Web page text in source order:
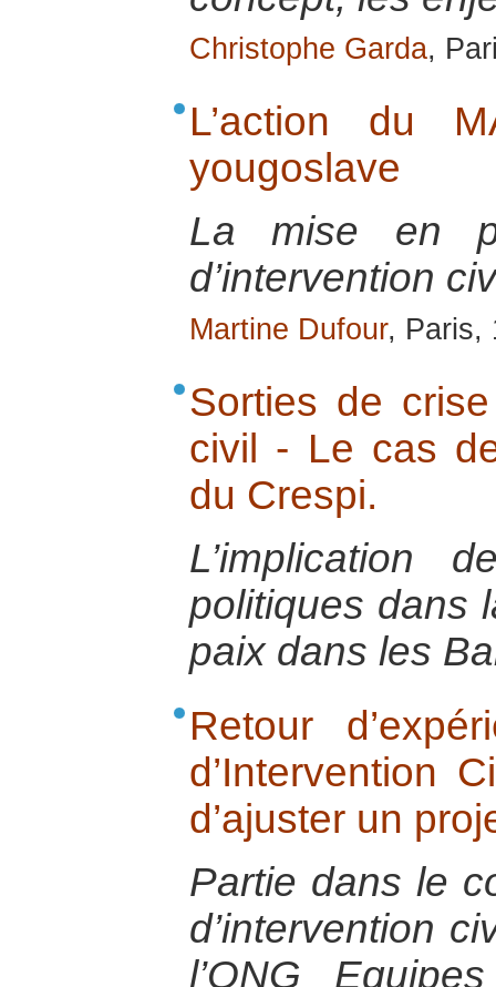
Christophe Garda,
L’action du
yougoslave
La mise en
d’intervention
Martine Dufour, Paris,
Sorties de
civil - Le cas
du Crespi.
L’implication
politiques dans
paix dans les
Retour
d’Intervention
d’ajuster un
Partie dans le
d’intervention
l’ONG